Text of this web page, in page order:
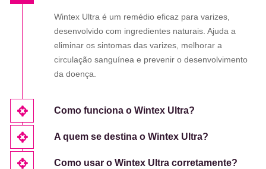
Wintex Ultra é um remédio eficaz para varizes,
desenvolvido com ingredientes naturais. Ajuda a
eliminar os sintomas das varizes, melhorar a
circulação sanguínea e prevenir o desenvolvimento
da doença.
Como funciona o Wintex Ultra?
A quem se destina o Wintex Ultra?
Como usar o Wintex Ultra corretamente?